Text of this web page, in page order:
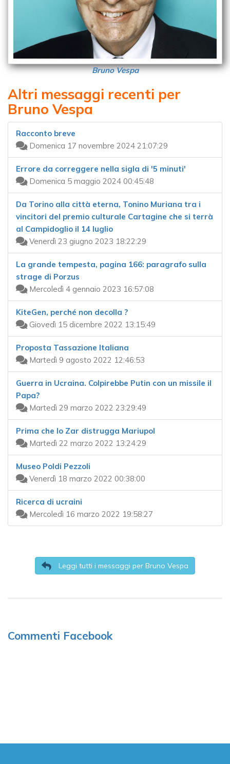
Bruno Vespa
Altri messaggi recenti per
Bruno Vespa
Racconto breve
Domenica 17 novembre 2024 21:07:29
Errore da correggere nella sigla di '5 minuti'
Domenica 5 maggio 2024 00:45:48
Da Torino alla città eterna, Tonino Muriana tra i
vincitori del premio culturale Cartagine che si terrà
al Campidoglio il 14 luglio
Venerdì 23 giugno 2023 18:22:29
La grande tempesta, pagina 166: paragrafo sulla
strage di Porzus
Mercoledì 4 gennaio 2023 16:57:08
KiteGen, perché non decolla ?
Giovedì 15 dicembre 2022 13:15:49
Proposta Tassazione Italiana
Martedì 9 agosto 2022 12:46:53
Guerra in Ucraina. Colpirebbe Putin con un missile il
Papa?
Martedì 29 marzo 2022 23:29:49
Prima che lo Zar distrugga Mariupol
Martedì 22 marzo 2022 13:24:29
Museo Poldi Pezzoli
Venerdì 18 marzo 2022 00:38:00
Ricerca di ucraini
Mercoledì 16 marzo 2022 19:58:27
Leggi tutti i messaggi per Bruno Vespa
Commenti Facebook